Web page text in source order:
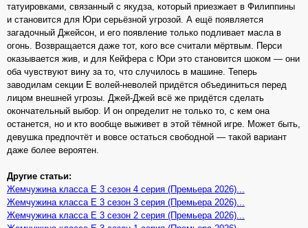
татуировками, связанный с якудза, который приезжает в Филиппины
и становится для Юри серьёзной угрозой. А ещё появляется
загадочный Джейсон, и его появление только подливает масла в
огонь. Возвращается даже тот, кого все считали мёртвым. Перси
оказывается жив, и для Кейфера с Юри это становится шоком — они
оба чувствуют вину за то, что случилось в машине. Теперь
заводилам секции Е волей-неволей придётся объединиться перед
лицом внешней угрозы. Джей-Джей всё же придётся сделать
окончательный выбор. И он определит не только то, с кем она
останется, но и кто вообще выживет в этой тёмной игре. Может быть,
девушка предпочтёт и вовсе остаться свободной — такой вариант
даже более вероятен.
Другие статьи:
Жемчужина класса Е 3 сезон 4 серия (Премьера 2026)...
Жемчужина класса Е 3 сезон 3 серия (Премьера 2026)...
Жемчужина класса Е 3 сезон 2 серия (Премьера 2026)...